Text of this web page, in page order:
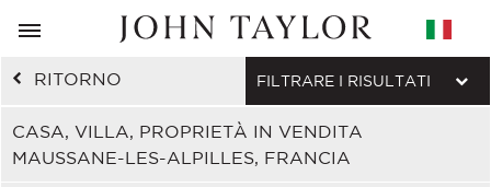
RITORNO
CASA, VILLA, PROPRIETÀ IN VENDITA
MAUSSANE-LES-ALPILLES, FRANCIA
FILTRARE I RISULTATI